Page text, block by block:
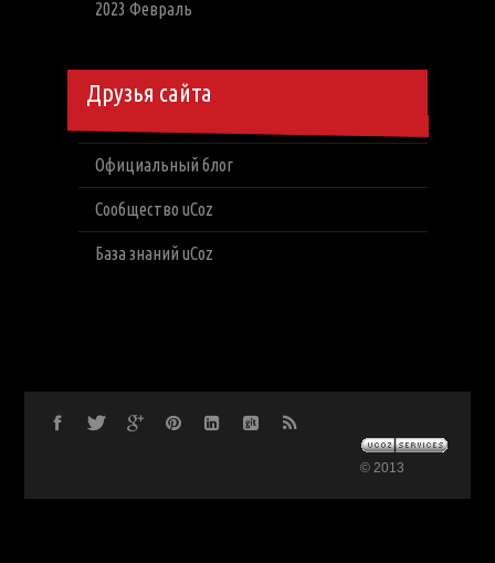
2023 Февраль
Друзья сайта
Официальный блог
Сообщество uCoz
База знаний uCoz
© 2013